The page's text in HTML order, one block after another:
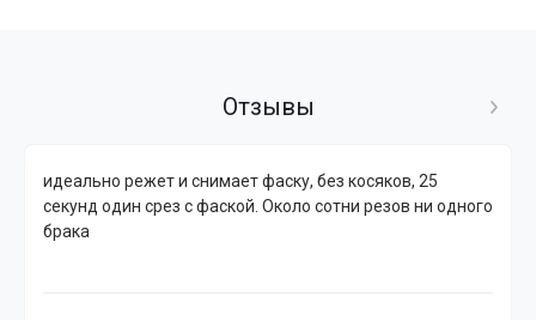
Отзывы
идеально режет и снимает фаску, без косяков, 25
секунд один срез с фаской. Около сотни резов ни одного
брака